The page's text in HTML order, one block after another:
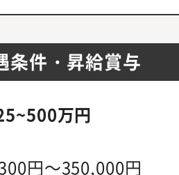
条件・昇給賞与
万円
円～350,000円